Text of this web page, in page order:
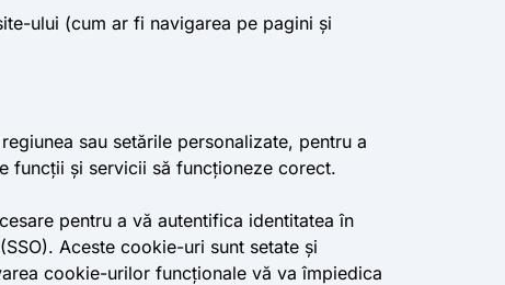
ului (cum ar fi navigarea pe pagini și
sau setările personalizate, pentru a
funcții și servicii să funcționeze corect.
pentru a vă autentifica identitatea în
Aceste cookie-uri sunt setate și
cookie-urilor funcționale vă va împiedica